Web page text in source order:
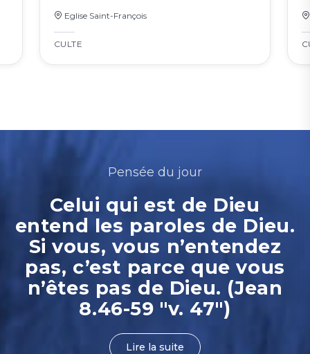
Eglise Saint-François
CULTE
Pensée du jour
Celui qui est de Dieu
entend les paroles de Dieu.
Si vous, vous n’entendez
pas, c’est parce que vous
n’êtes pas de Dieu. (Jean
8.46-59 "v. 47")
Lire la suite